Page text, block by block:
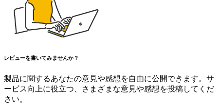
レビューを書いてみませんか？
製品に関するあなたの意見や感想を自由に公開できます。サ
ービス向上に役立つ、さまざまな意見や感想を投稿してくだ
さい。